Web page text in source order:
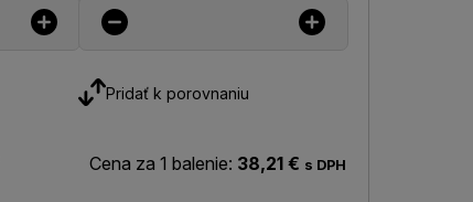
Pridať k porovnaniu
Cena za 1 balenie: 38,21 € s DPH